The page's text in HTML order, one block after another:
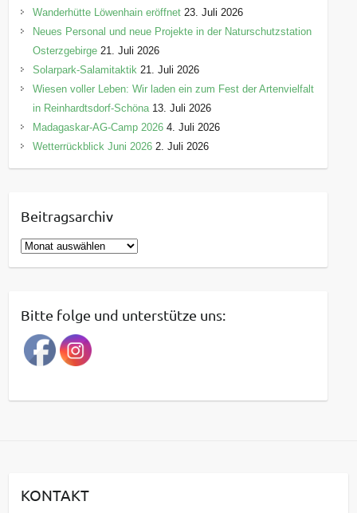
Wanderhütte Löwenhain eröffnet 23. Juli 2026
Neues Personal und neue Projekte in der Naturschutzstation
Osterzgebirge 21. Juli 2026
Solarpark-Salamitaktik 21. Juli 2026
Wiesen voller Leben: Wir laden ein zum Fest der Artenvielfalt
in Reinhardtsdorf-Schöna 13. Juli 2026
Madagaskar-AG-Camp 2026 4. Juli 2026
Wetterrückblick Juni 2026 2. Juli 2026
Beitragsarchiv
B
e
r
a
g
a
v
Bitte folge und unterstütze uns:
KONTAKT